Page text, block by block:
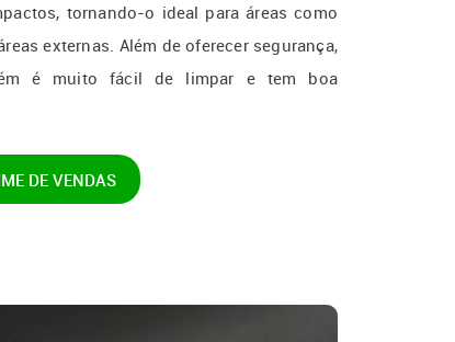
tornando-o ideal para áreas como
externas. Além de oferecer segurança,
é muito fácil de limpar e tem boa
DE VENDAS